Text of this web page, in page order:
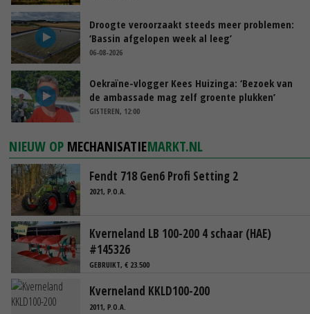
Droogte veroorzaakt steeds meer problemen:
‘Bassin afgelopen week al leeg’
06-08-2026
Oekraïne-vlogger Kees Huizinga: ‘Bezoek van
de ambassade mag zelf groente plukken’
GISTEREN, 12:00
NIEUW OP MECHANISATIEMARKT.NL
Fendt 718 Gen6 Profi Setting 2
2021, P.O.A.
Kverneland LB 100-200 4 schaar (HAE)
#145326
GEBRUIKT, € 23.500
Kverneland KKLD100-200
2011, P.O.A.